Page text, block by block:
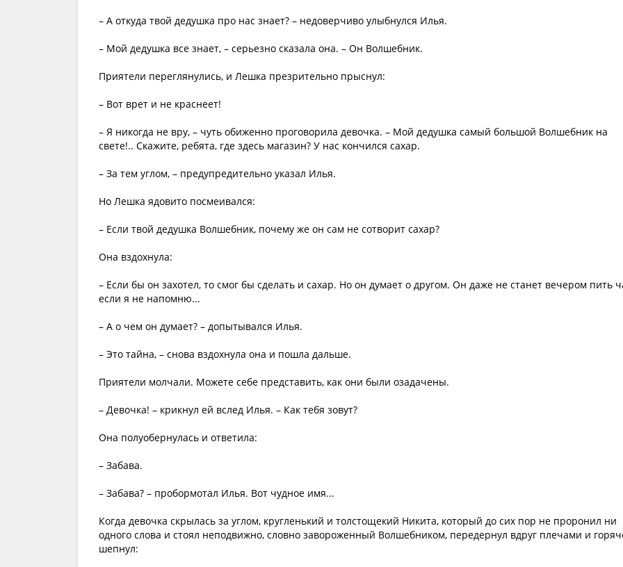
– А откуда твой дедушка про нас знает? – недоверчиво улыбнулся Илья.
– Мой дедушка все знает, – серьезно сказала она. – Он Волшебник.
Приятели переглянулись, и Лешка презрительно прыснул:
– Вот врет и не краснеет!
– Я никогда не вру, – чуть обиженно проговорила девочка. – Мой дедушка самый большой Волшебник на
свете!.. Скажите, ребята, где здесь магазин? У нас кончился сахар.
– За тем углом, – предупредительно указал Илья.
Но Лешка ядовито посмеивался:
– Если твой дедушка Волшебник, почему же он сам не сотворит сахар?
Она вздохнула:
– Если бы он захотел, то смог бы сделать и сахар. Но он думает о другом. Он даже не станет вечером пить
если я не напомню...
– А о чем он думает? – допытывался Илья.
– Это тайна, – снова вздохнула она и пошла дальше.
Приятели молчали. Можете себе представить, как они были озадачены.
– Девочка! – крикнул ей вслед Илья. – Как тебя зовут?
Она полуобернулась и ответила:
– Забава.
– Забава? – пробормотал Илья. Вот чудное имя...
Когда девочка скрылась за углом, кругленький и толстощекий Никита, который до сих пор не проронил ни
одного слова и стоял неподвижно, словно завороженный Волшебником, передернул вдруг плечами и
шепнул: